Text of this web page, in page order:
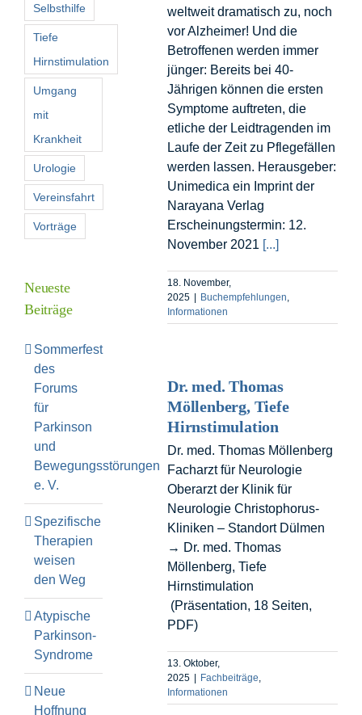
weltweit dramatisch zu, noch
vor Alzheimer! Und die
Betroffenen werden immer
jünger: Bereits bei 40-
Jährigen können die ersten
Symptome auftreten, die
etliche der Leidtragenden im
Laufe der Zeit zu Pflegefällen
werden lassen. Herausgeber:
Unimedica ein Imprint der
Narayana Verlag
Erscheinungstermin: 12.
November 2021 [...]
18. November,
2025
Buchempfehlungen,
Informationen
Dr. med. Thomas
Möllenberg, Tiefe
Hirnstimulation
Dr. med. Thomas Möllenberg
Facharzt für Neurologie
Oberarzt der Klinik für
Neurologie Christophorus-
Kliniken – Standort Dülmen
→ Dr. med. Thomas
Möllenberg, Tiefe
Hirnstimulation
(Präsentation, 18 Seiten,
PDF)
13. Oktober,
2025
Fachbeiträge,
Informationen
Selbsthilfe
Tiefe
Hirnstimulation
Umgang
mit
Krankheit
Urologie
Vereinsfahrt
Vorträge
Neueste
Beiträge
Sommerfest
des
Forums
für
Parkinson
und
Bewegungsstörungen
e. V.
Spezifische
Therapien
weisen
den Weg
Atypische
Parkinson-
Syndrome
Neue
Hoffnung